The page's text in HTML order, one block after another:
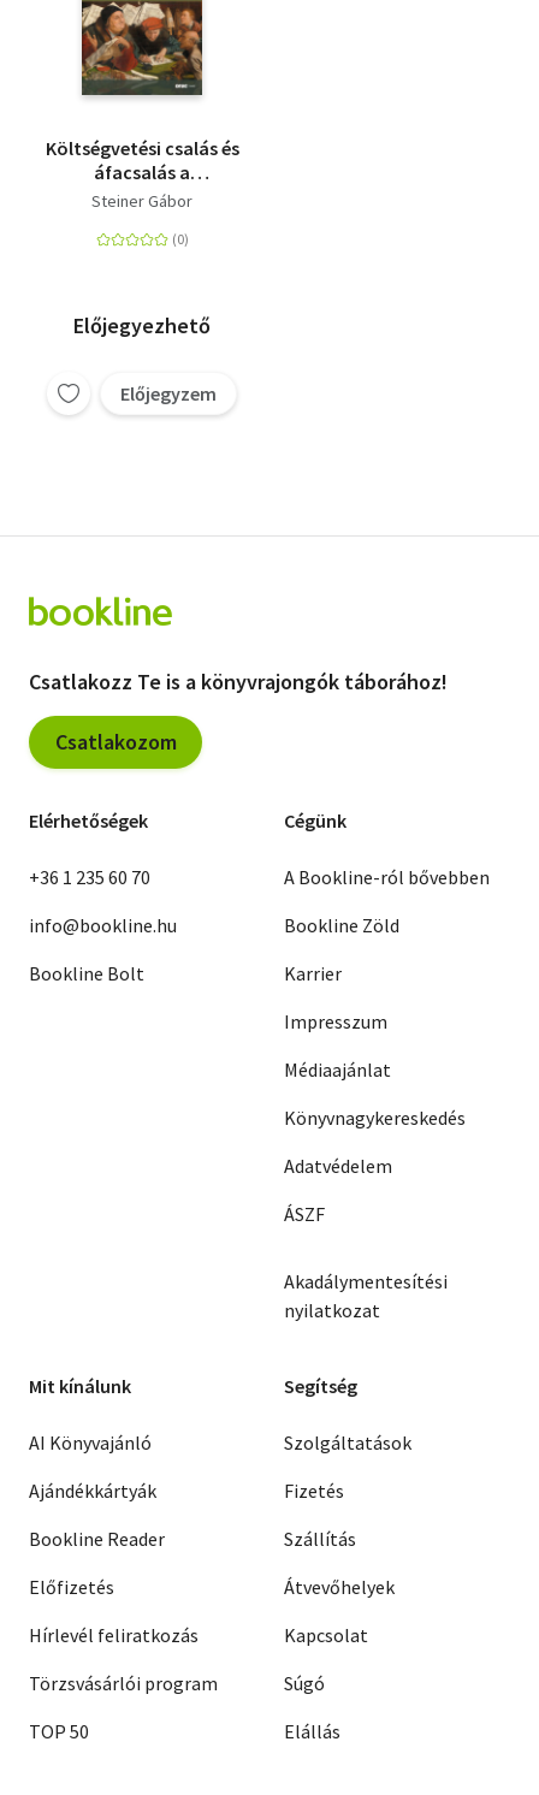
Költségvetési csalás és
áfacsalás a
gyakorlatban -
számlagyárak,
Steiner Gábor
Előjegyezhető
Előjegyzem
Csatlakozz Te is a könyvrajongók táborához!
Csatlakozom
Elérhetőségek
+36 1 235 60 70
info@bookline.hu
Bookline Bolt
Cégünk
A Bookline-ról bővebben
Bookline Zöld
Karrier
Impresszum
Médiaajánlat
Könyvnagykereskedés
Adatvédelem
ÁSZF
Akadálymentesítési
nyilatkozat
Mit kínálunk
AI Könyvajánló
Ajándékkártyák
Bookline Reader
Előfizetés
Hírlevél feliratkozás
Törzsvásárlói program
TOP 50
Segítség
Szolgáltatások
Fizetés
Szállítás
Átvevőhelyek
Kapcsolat
Súgó
Elállás